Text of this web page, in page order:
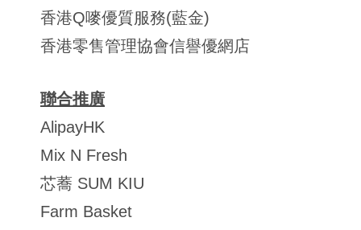
香港Q嘜優質服務(藍金)
香港零售管理協會信譽優網店
聯合推廣
AlipayHK
Mix N Fresh
芯蕎 SUM KIU
Farm Basket